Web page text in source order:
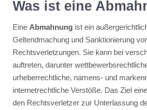
Was ist eine
Eine Abmahnungist ein
Geltendmachung und Sanktionierung
Rechtsverletzungen. Sie kann bei
auftreten, darunter
urheberrechtliche, namens- und
internetrechtliche Verstöße. Das Ziel
den Rechtsverletzer zur Unterlassung